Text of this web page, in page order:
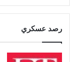
رصد عسكري